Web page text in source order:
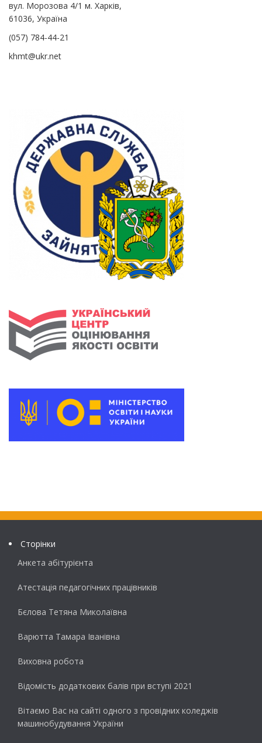
вул. Морозова 4/1 м. Харків,
61036, Україна
(057) 784-44-21
khmt@ukr.net
Сторінки
Анкета абітурієнта
Атестація педагогічних працівників
Бєлова Тетяна Миколаївна
Варютта Тамара Іванівна
Виховна робота
Відомість додаткових балів при вступі 2021
Вітаємо Вас на сайті одного з провідних коледжів
машинобудування України